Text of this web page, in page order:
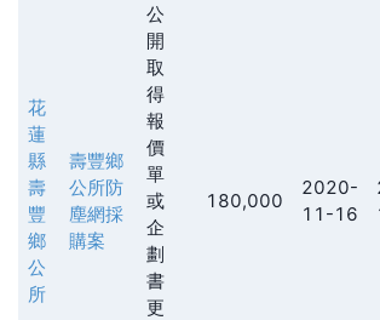
花
蓮
縣
壽
豐
鄉
公
所
壽豐鄉
公所防
塵網採
購案
公
開
取
得
報
價
單
或
企
劃
書
更
180,000
2020-
11-16